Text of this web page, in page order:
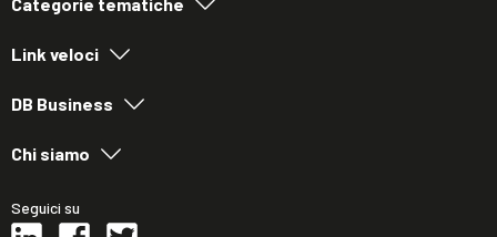
Link veloci
DB Business
Chi siamo
Seguici su